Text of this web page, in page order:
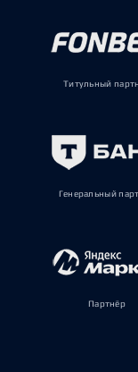
Титульный
Генеральный
Партнёр